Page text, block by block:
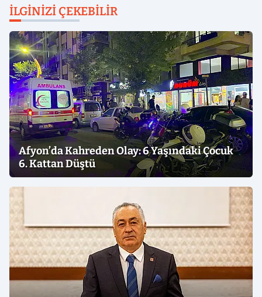
İLGINIZI ÇEKEBILIR
Afyon’da Kahreden Olay: 6 Yaşındaki Çocuk
6. Kattan Düştü